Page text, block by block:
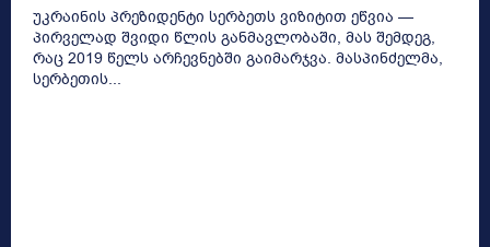
უკრაინის პრეზიდენტი სერბეთს ვიზიტით ეწვია —
პირველად შვიდი წლის განმავლობაში, მას შემდეგ,
რაც 2019 წელს არჩევნებში გაიმარჯვა. მასპინძელმა,
სერბეთის...